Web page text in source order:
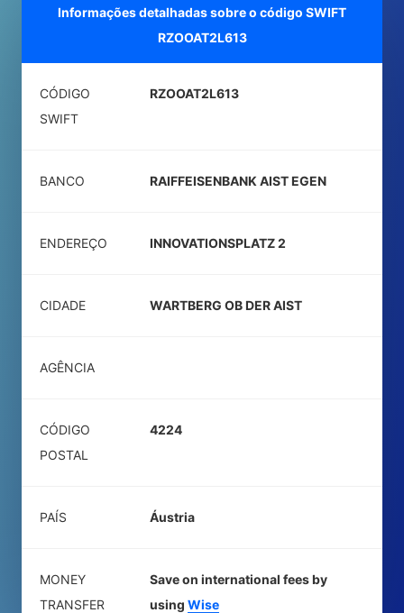
Informações detalhadas sobre o código SWIFT
RZOOAT2L613
CÓDIGO
SWIFT
RZOOAT2L613
BANCO RAIFFEISENBANK AIST EGEN
ENDEREÇO INNOVATIONSPLATZ 2
CIDADE WARTBERG OB DER AIST
AGÊNCIA
CÓDIGO
POSTAL
4224
PAÍS Áustria
MONEY
TRANSFER
Save on international fees by
using Wise